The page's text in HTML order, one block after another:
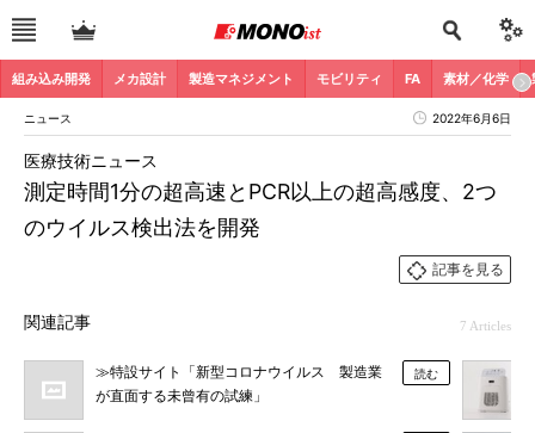
組み込み開発 メカ設計 製造マネジメント モビリティ FA 素材／化学
ニュース 2022年6月6日
測定時間1分の超高速とPCR以上の超高感度、2つ
のウイルス検出法を開発
医療技術ニュース
記事を見る
関連記事 7 Articles
≫特設サイト「新型コロナウイルス 製造業
が直面する未曾有の試練」
読む